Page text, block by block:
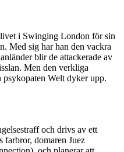
i Swinging London för sin
Med sig har han den vackra
blir de attackerade av
Men den verkliga
Welt dyker upp.
och drivs av ett
farbror, domaren Juez